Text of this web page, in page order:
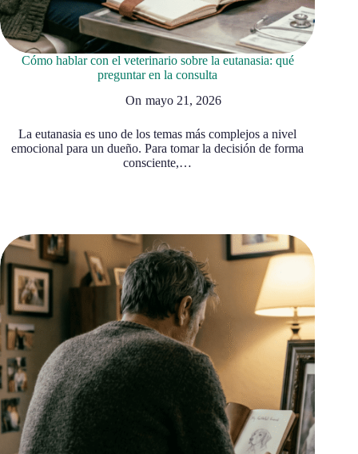
Cómo hablar con el veterinario sobre la eutanasia: qué
preguntar en la consulta
On mayo 21, 2026
La eutanasia es uno de los temas más complejos a nivel
emocional para un dueño. Para tomar la decisión de forma
consciente,…